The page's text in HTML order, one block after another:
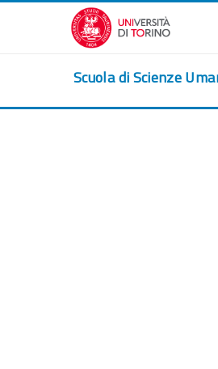
Vai al contenuto principale
Scuola di Scienze